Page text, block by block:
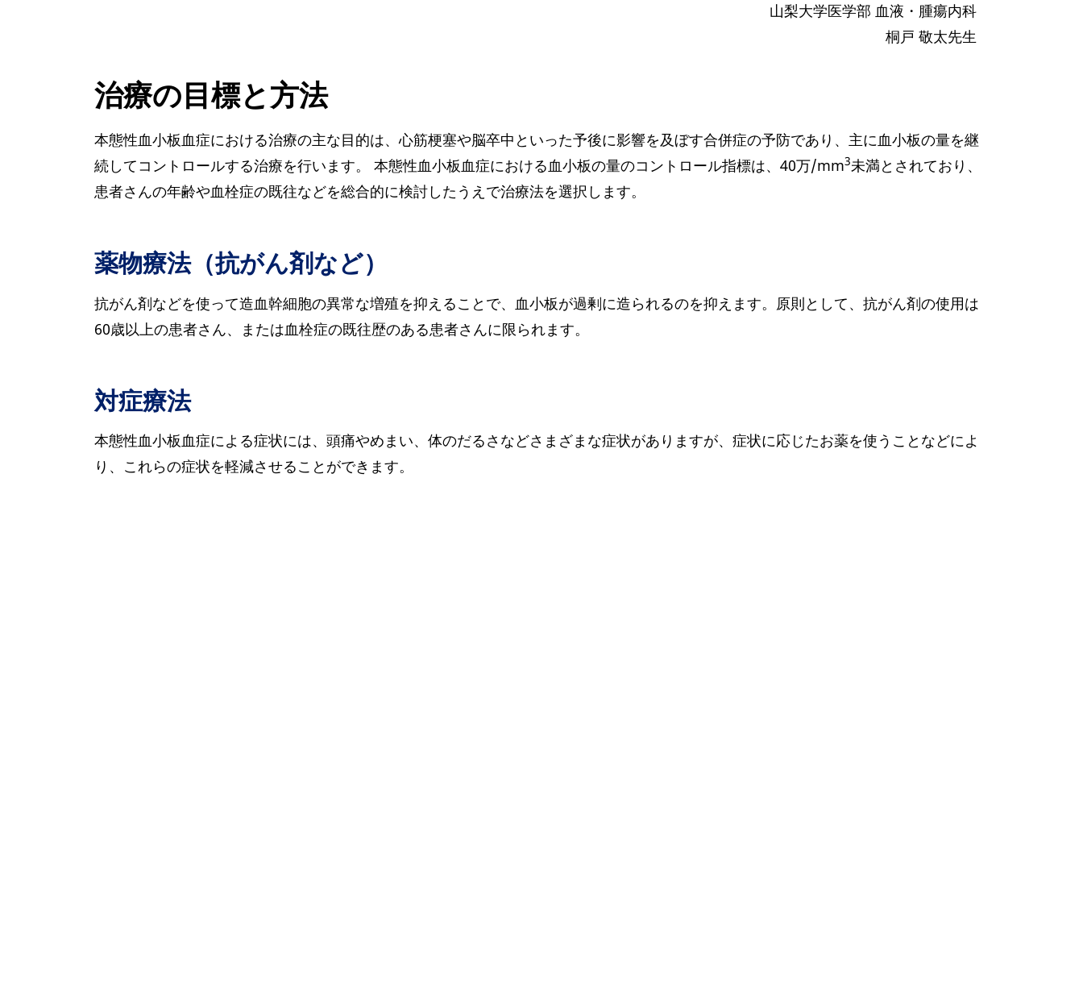
山梨大学医学部 血液・腫瘍内科
桐戸 敬太先生
治療の目標と方法
本態性血小板血症における治療の主な目的は、心筋梗塞や脳卒中といった予後に影響を及ぼす合併症の予防であり、主に血小板の量を継
続してコントロールする治療を行います。 本態性血小板血症における血小板の量のコントロール指標は、40万/mm3未満とされており、
患者さんの年齢や血栓症の既往などを総合的に検討したうえで治療法を選択します。
薬物療法（抗がん剤など）
抗がん剤などを使って造血幹細胞の異常な増殖を抑えることで、血小板が過剰に造られるのを抑えます。原則として、抗がん剤の使用は
60歳以上の患者さん、または血栓症の既往歴のある患者さんに限られます。
対症療法
本態性血小板血症による症状には、頭痛やめまい、体のだるさなどさまざまな症状がありますが、症状に応じたお薬を使うことなどによ
り、これらの症状を軽減させることができます。